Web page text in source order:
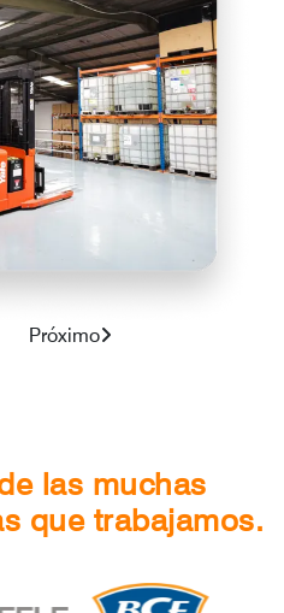
Próximo
las muchas
que trabajamos.